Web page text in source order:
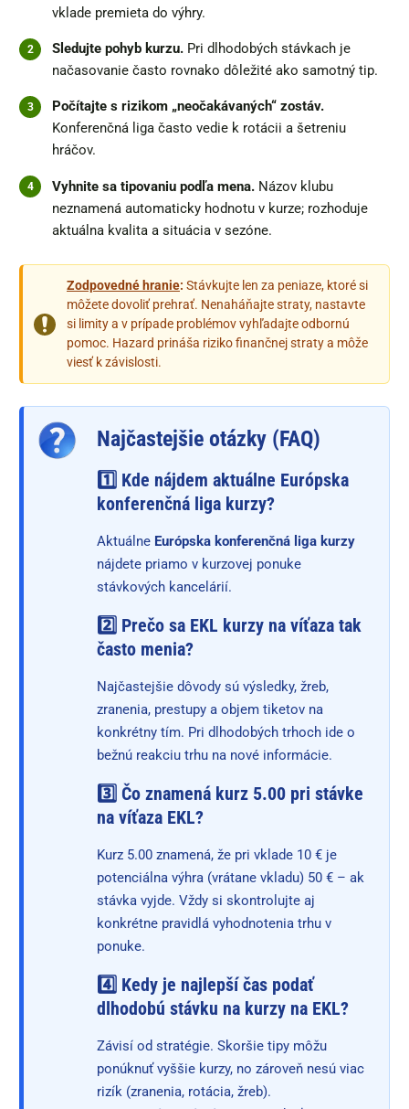
vklade premieta do výhry.
Sledujte pohyb kurzu. Pri dlhodobých stávkach je
načasovanie často rovnako dôležité ako samotný tip.
Počítajte s rizikom „neočakávaných“ zostáv.
Konferenčná liga často vedie k rotácii a šetreniu
hráčov.
Vyhnite sa tipovaniu podľa mena. Názov klubu
neznamená automaticky hodnotu v kurze; rozhoduje
aktuálna kvalita a situácia v sezóne.
Zodpovedné hranie: Stávkujte len za peniaze, ktoré si
môžete dovoliť prehrať. Nenaháňajte straty, nastavte
si limity a v prípade problémov vyhľadajte odbornú
pomoc. Hazard prináša riziko finančnej straty a môže
viesť k závislosti.
Najčastejšie otázky (FAQ)
1️⃣ Kde nájdem aktuálne Európska
konferenčná liga kurzy?
Aktuálne Európska konferenčná liga kurzy
nájdete priamo v kurzovej ponuke
stávkových kancelárií.
2️⃣ Prečo sa EKL kurzy na víťaza tak
často menia?
Najčastejšie dôvody sú výsledky, žreb,
zranenia, prestupy a objem tiketov na
konkrétny tím. Pri dlhodobých trhoch ide o
bežnú reakciu trhu na nové informácie.
3️⃣ Čo znamená kurz 5.00 pri stávke
na víťaza EKL?
Kurz 5.00 znamená, že pri vklade 10 € je
potenciálna výhra (vrátane vkladu) 50 € – ak
stávka vyjde. Vždy si skontrolujte aj
konkrétne pravidlá vyhodnotenia trhu v
ponuke.
4️⃣ Kedy je najlepší čas podať
dlhodobú stávku na kurzy na EKL?
Závisí od stratégie. Skoršie tipy môžu
ponúknuť vyššie kurzy, no zároveň nesú viac
rizík (zranenia, rotácia, žreb).